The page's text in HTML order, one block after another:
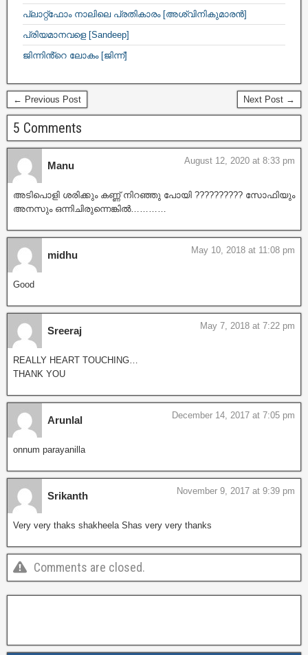
പ്ലാറ്റ്ഫോം നാലിലെ പ്രതികാരം [അശ്വിനികുമാരൻ]
പ്രിയമാനവളെ [Sandeep]
ജിന്നിൻ്റെ ലോകം [ജിന്ന്]
← Previous Post Next Post →
5 Comments
Manu August 12, 2020 at 8:33 pm
അടിപൊളി ശരിക്കും കണ്ണ് നിറഞ്ഞു പോയി ?????????? സോഫിയും
അനസും ഒന്നിചിരുന്നെങ്കിൽ…………
midhu May 10, 2018 at 11:08 pm
Good
Sreeraj May 7, 2018 at 7:22 pm
REALLY HEART TOUCHING…
THANK YOU
Arunlal December 14, 2017 at 7:05 pm
onnum parayanilla
Srikanth November 9, 2017 at 9:39 pm
Very very thaks shakheela Shas very very thanks
Comments are closed.